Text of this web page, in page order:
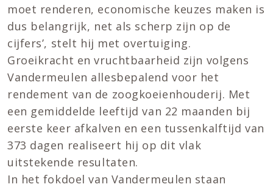
moet renderen, economische keuzes maken is
dus belangrijk, net als scherp zijn op de
cijfers’, stelt hij met overtuiging.
Groeikracht en vruchtbaarheid zijn volgens
Vandermeulen allesbepalend voor het
rendement van de zoogkoeienhouderij. Met
een gemiddelde leeftijd van 22 maanden bij
eerste keer afkalven en een tussenkalftijd van
373 dagen realiseert hij op dit vlak
uitstekende resultaten.
In het fokdoel van Vandermeulen staan